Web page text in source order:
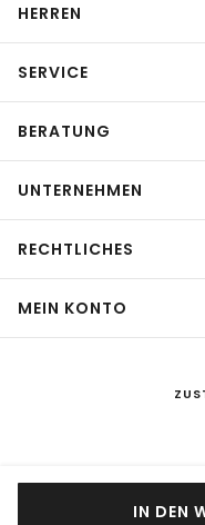
IN DEN
HERREN
SERVICE
BERATUNG
UNTERNEHMEN
RECHTLICHES
MEIN KONTO